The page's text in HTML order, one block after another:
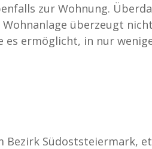
zur Wohnung.
Wohnanlage überzeugt
ermöglicht, in nur
Südoststeiermark,